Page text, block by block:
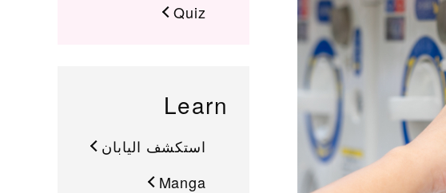
Quiz
Learn
استكشف اليابان
Manga